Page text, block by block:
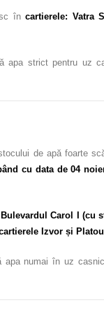
în cartierele: Vatra
apa strict pentru uz
de apă foarte
cu data de 04
Carol I (cu
Izvor și
numai în uz